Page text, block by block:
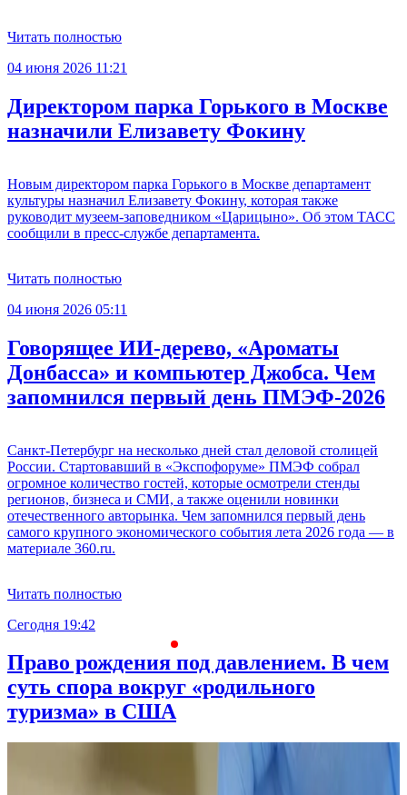
Читать полностью
04 июня 2026 11:21
Директором парка Горького в Москве
назначили Елизавету Фокину
Новым директором парка Горького в Москве департамент
культуры назначил Елизавету Фокину, которая также
руководит музеем-заповедником «Царицыно». Об этом ТАСС
сообщили в пресс-службе департамента.
Читать полностью
04 июня 2026 05:11
Говорящее ИИ-дерево, «Ароматы
Донбасса» и компьютер Джобса. Чем
запомнился первый день ПМЭФ-2026
Санкт-Петербург на несколько дней стал деловой столицей
России. Стартовавший в «Экспофоруме» ПМЭФ собрал
огромное количество гостей, которые осмотрели стенды
регионов, бизнеса и СМИ, а также оценили новинки
отечественного авторынка. Чем запомнился первый день
самого крупного экономического события лета 2026 года — в
материале 360.ru.
Читать полностью
Сегодня 19:42
Право рождения под давлением. В чем
суть спора вокруг «родильного
туризма» в США